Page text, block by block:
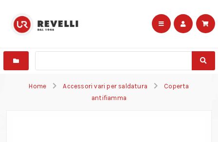
Home Accessori vari per saldatura
Coperta
antifiamma